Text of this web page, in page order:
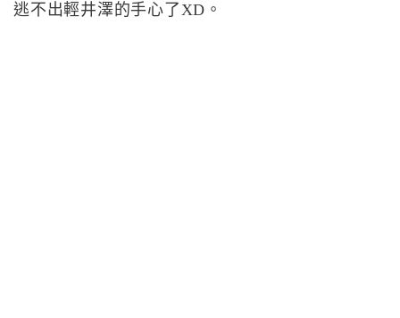
逃不出輕井澤的手心了XD。